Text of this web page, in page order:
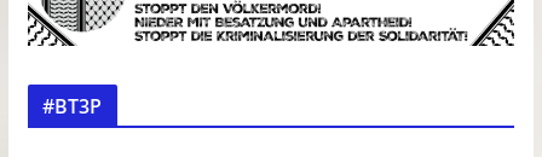
#BT3P